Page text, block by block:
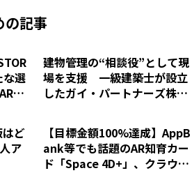
の記事
な選
、
建物管理の“相談役”として現
場を支援 一級建築士が設立
したガイ・パートナーズ株式
はど
ア
【目標金額100%達成】AppB
ank等でも話題のAR知育カー
ド「Space 4D+」、クラウド